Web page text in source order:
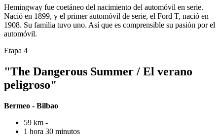
Hemingway fue coetáneo del nacimiento del automóvil en serie.
Nació en 1899, y el primer automóvil de serie, el Ford T, nació en
1908. Su familia tuvo uno. Así que es comprensible su pasión por el
automóvil.
Etapa 4
"The Dangerous Summer / El verano
peligroso"
Bermeo - Bilbao
59 km -
1 hora 30 minutos